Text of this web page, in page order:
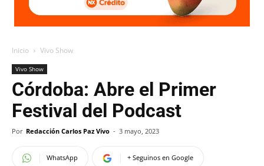
Inicio Vivo Show
Vivo Show
Córdoba: Abre el Primer
Festival del Podcast
Por Redacción Carlos Paz Vivo - 3 mayo, 2023
WhatsApp + Seguinos en Google